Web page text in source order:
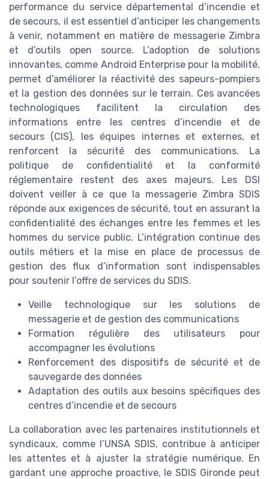
performance du service départemental d’incendie et
de secours, il est essentiel d’anticiper les changements
à venir, notamment en matière de messagerie Zimbra
et d’outils open source. L’adoption de solutions
innovantes, comme Android Enterprise pour la mobilité,
permet d’améliorer la réactivité des sapeurs-pompiers
et la gestion des données sur le terrain. Ces avancées
technologiques facilitent la circulation des
informations entre les centres d’incendie et de
secours (CIS), les équipes internes et externes, et
renforcent la sécurité des communications. La
politique de confidentialité et la conformité
réglementaire restent des axes majeurs. Les DSI
doivent veiller à ce que la messagerie Zimbra SDIS
réponde aux exigences de sécurité, tout en assurant la
confidentialité des échanges entre les femmes et les
hommes du service public. L’intégration continue des
outils métiers et la mise en place de processus de
gestion des flux d’information sont indispensables
pour soutenir l’offre de services du SDIS.
Veille technologique sur les solutions de
messagerie et de gestion des communications
Formation régulière des utilisateurs pour
accompagner les évolutions
Renforcement des dispositifs de sécurité et de
sauvegarde des données
Adaptation des outils aux besoins spécifiques des
centres d’incendie et de secours
La collaboration avec les partenaires institutionnels et
syndicaux, comme l’UNSA SDIS, contribue à anticiper
les attentes et à ajuster la stratégie numérique. En
gardant une approche proactive, le SDIS Gironde peut